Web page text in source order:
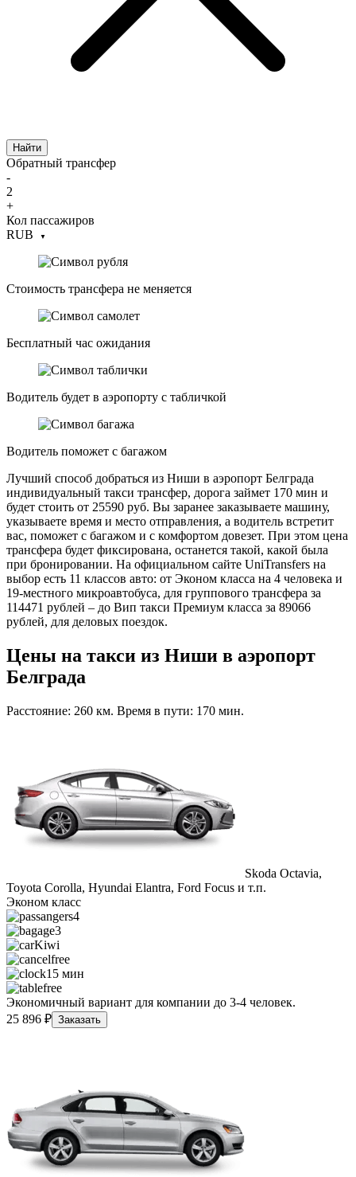
Найти
Обратный трансфер
-
2
+
Кол пассажиров
RUB
▼
Стоимость трансфера не меняется
Бесплатный час ожидания
Водитель будет в аэропорту с табличкой
Водитель поможет с багажом
Лучший способ добраться из Ниши в аэропорт Белграда
индивидуальный такси трансфер, дорога займет 170 мин и
будет стоить от 25590 руб. Вы заранее заказываете машину,
указываете время и место отправления, а водитель встретит
вас, поможет с багажом и с комфортом довезет. При этом цена
трансфера будет фиксирована, останется такой, какой была
при бронировании. На официальном сайте UniTransfers на
выбор есть 11 классов авто: от Эконом класса на 4 человека и
19-местного микроавтобуса, для группового трансфера за
114471 рублей – до Вип такси Премиум класса за 89066
рублей, для деловых поездок.
Цены на такси из Ниши в аэропорт
Белграда
Расстояние: 260 км. Время в пути: 170 мин.
Skoda Octavia,
Toyota Corolla, Hyundai Elantra, Ford Focus и т.п.
Эконом класс
4
3
Kiwi
free
15 мин
free
Экономичный вариант для компании до 3-4 человек.
25 896 ₽ Заказать